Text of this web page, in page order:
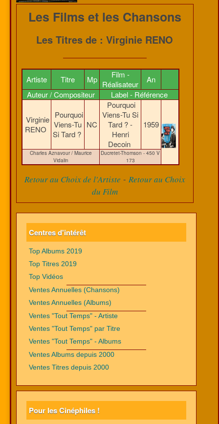
Les Films et les Chansons
Les Titres de : Virginie RENO
Artiste Titre Mp
Film -
Réalisateur
An
Auteur / Compositeur
Label - Référence
Virginie
RENO
Pourquoi
Viens-Tu
Si Tard ?
NC
Pourquoi
Viens-Tu Si
Tard ? -
Henri
Decoin
1959
Charles Aznavour / Maurice
Vidalin
Ducretet-Thomson - 450 V
173
Retour au Choix de l'Artiste - Retour au Choix
du Film
Centres d'intérêt
Top Albums 2019
Top Titres 2019
Top Vidéos
Ventes Annuelles (Chansons)
Ventes Annuelles (Albums)
Ventes "Tout Temps" - Artiste
Ventes "Tout Temps" par Titre
Ventes "Tout Temps" - Albums
Ventes Albums depuis 2000
Ventes Titres depuis 2000
Pour les Cinéphiles !